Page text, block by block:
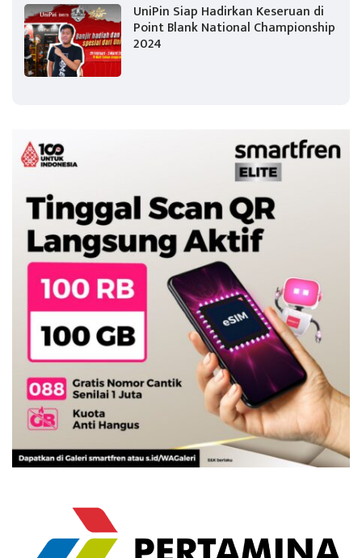
UniPin Siap Hadirkan Keseruan di
Point Blank National Championship
2024